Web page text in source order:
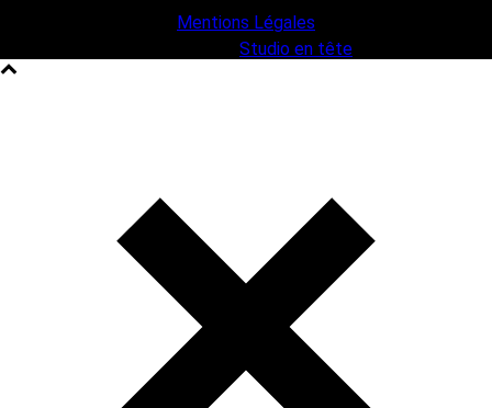
Mentions Légales
Studio en tête